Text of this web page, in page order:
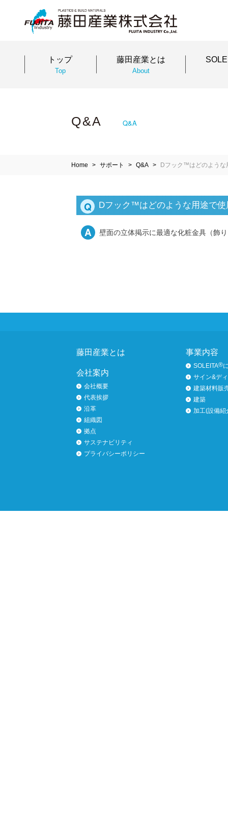
トップ
Top
藤田産業とは
About
Q&A Q&A
Home サポート Q&A Dフック™はどのような
Q Dフック™はどのような用途で使
A 壁面の立体掲示に最適な化粧金具（飾
藤田産業とは
会社案内
会社概要
代表挨拶
沿革
組織図
拠点
サステナビリティ
プライバシーポリシー
事業内容
SOLEITA®
サイン&デ
建築材料販
建築
加工(設備紹